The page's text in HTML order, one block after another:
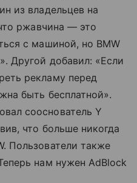
из владельцев на
ржавчина — это
с машиной, но BMW
Другой добавил: «Если
рекламу перед
быть бесплатной».
сооснователь Y
что больше никогда
Пользователи также
нам нужен AdBlock